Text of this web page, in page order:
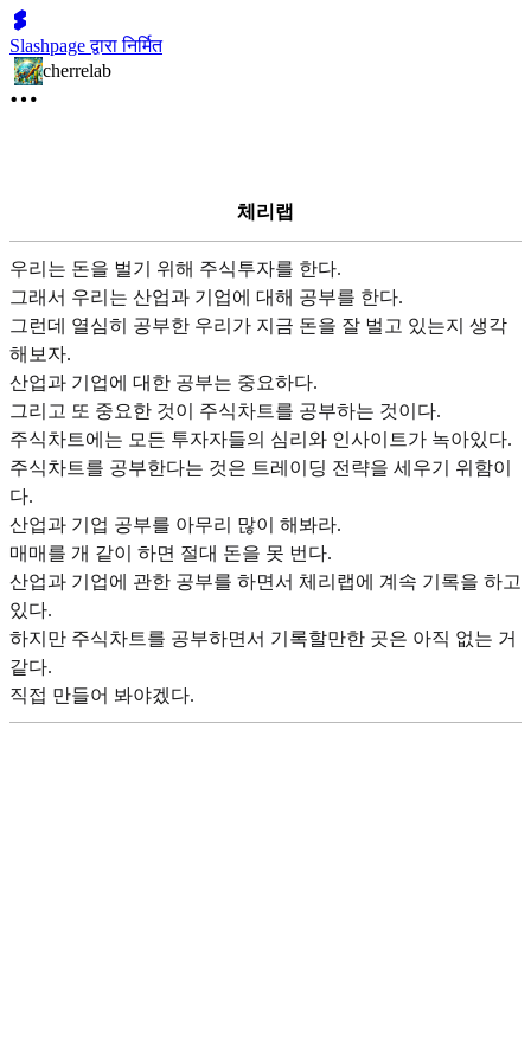
Slashpage द्वारा निर्मित
cherrelab
체리랩
우리는 돈을 벌기 위해 주식투자를 한다.
그래서 우리는 산업과 기업에 대해 공부를 한다.
그런데 열심히 공부한 우리가 지금 돈을 잘 벌고 있는지 생각
해보자.
산업과 기업에 대한 공부는 중요하다.
그리고 또 중요한 것이 주식차트를 공부하는 것이다.
주식차트에는 모든 투자자들의 심리와 인사이트가 녹아있다.
주식차트를 공부한다는 것은 트레이딩 전략을 세우기 위함이
다.
산업과 기업 공부를 아무리 많이 해봐라.
매매를 개 같이 하면 절대 돈을 못 번다.
산업과 기업에 관한 공부를 하면서 체리랩에 계속 기록을 하고
있다.
하지만 주식차트를 공부하면서 기록할만한 곳은 아직 없는 거
같다.
직접 만들어 봐야겠다.